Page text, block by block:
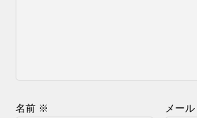
名前 ※ メール